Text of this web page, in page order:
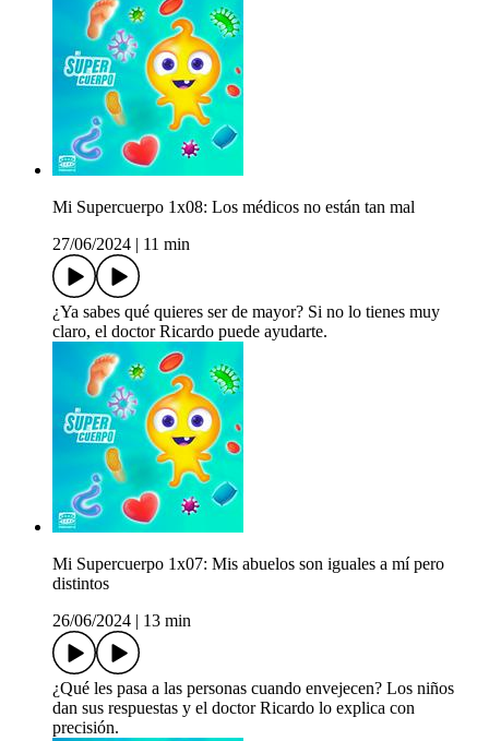
Mi Supercuerpo 1x08: Los médicos no están tan mal
27/06/2024
11 min
¿Ya sabes qué quieres ser de mayor? Si no lo tienes muy
claro, el doctor Ricardo puede ayudarte.
Mi Supercuerpo 1x07: Mis abuelos son iguales a mí pero
distintos
26/06/2024
13 min
¿Qué les pasa a las personas cuando envejecen? Los niños
dan sus respuestas y el doctor Ricardo lo explica con
precisión.